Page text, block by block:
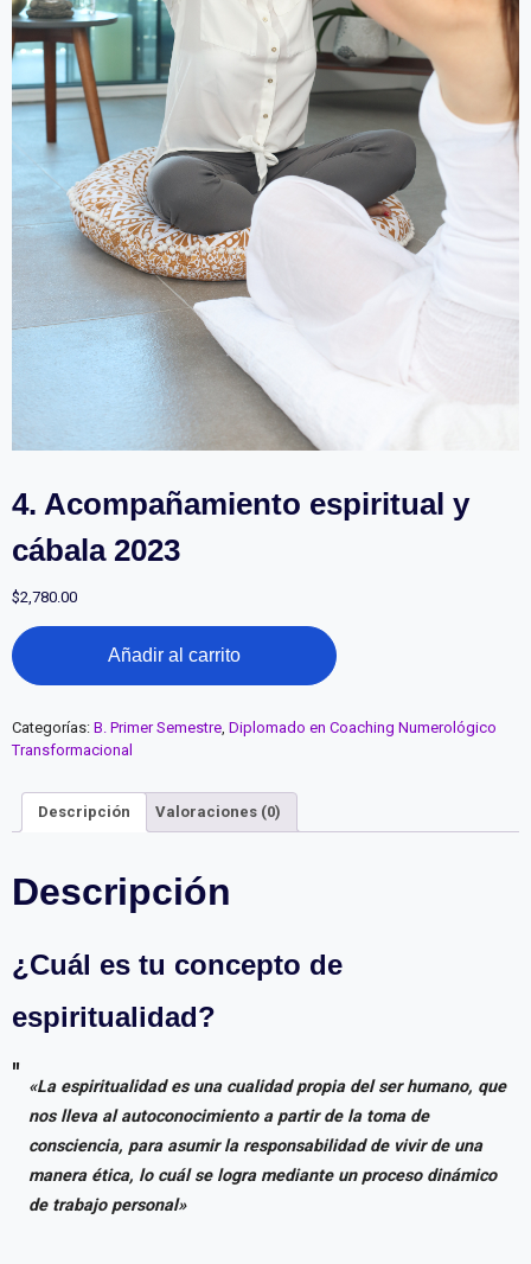
4. Acompañamiento espiritual y
cábala 2023
$2,780.00
4.
Acompañamiento
espiritual
cábala
2023
Añadir al carrito
Categorías: B. Primer Semestre Diplomado en Coaching Numerológico
Transformacional
Descripción Valoraciones (0)
Descripción
¿Cuál es tu concepto de
espiritualidad?
«La espiritualidad es una cualidad propia del ser humano, que
nos lleva al autoconocimiento a partir de la toma de
consciencia, para asumir la responsabilidad de vivir de una
manera ética, lo cuál se logra mediante un proceso dinámico
de trabajo personal»